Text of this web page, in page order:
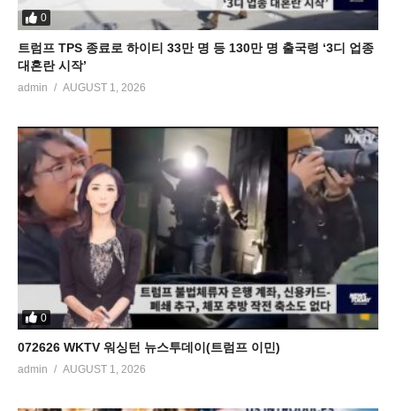
0
트럼프 TPS 종료로 하이티 33만 명 등 130만 명 출국령 ‘3디 업종
대혼란 시작’
admin AUGUST 1, 2026
0
072626 WKTV 워싱턴 뉴스투데이(트럼프 이민)
admin AUGUST 1, 2026